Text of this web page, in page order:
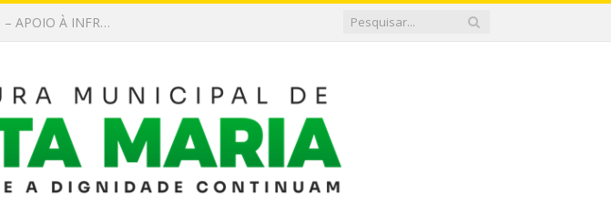
EDITAL DE CHAMAMENTO PÚBLICO Nº 002/2026 – FOMENTO À EXECUÇÃO DE AÇÕES CULTURAIS